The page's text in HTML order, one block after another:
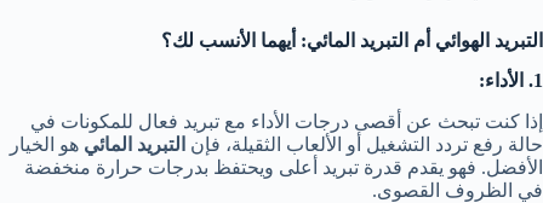
التبريد الهوائي أم التبريد المائي: أيهما الأنسب لك؟
1. الأداء:
إذا كنت تبحث عن أقصى درجات الأداء مع تبريد فعال للمكونات في
حالة رفع تردد التشغيل أو الألعاب الثقيلة، فإن التبريد المائي هو الخيار
الأفضل. فهو يقدم قدرة تبريد أعلى ويحتفظ بدرجات حرارة منخفضة
في الظروف القصوى.